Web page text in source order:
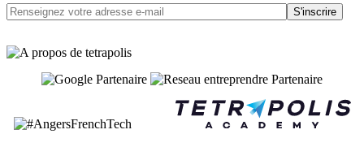
S'inscrire